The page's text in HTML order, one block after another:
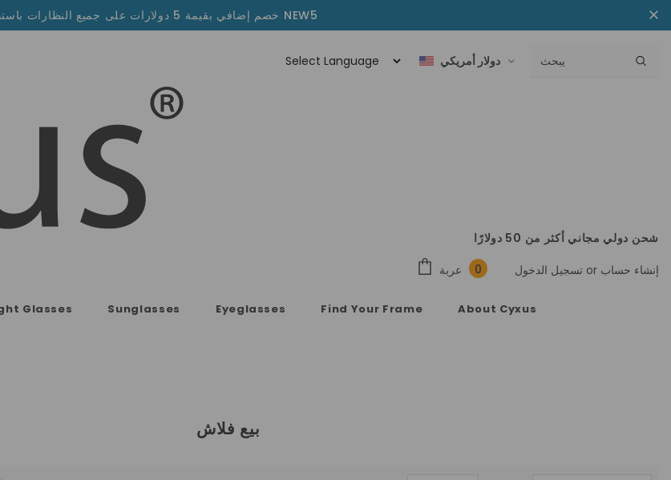
خصم إضافي بقيمة 5 دولارات على جميع النظارات باستخدام الكود NEW5
دولار أمريكي
شحن دولي مجاني أكثر من 50 دولارًا
عربة
0 or إنشاء حساب
Glasses Sunglasses Eyeglasses Find Your Frame About Cyxus
بيع فلاش